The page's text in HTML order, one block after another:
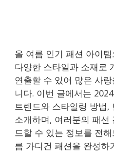
올 여름 인기 패션 아이
다양한 스타일과 소재로
연출할 수 있어 많은 사
니다. 이번 글에서는
트렌드와 스타일링 방법,
소개하며, 여러분의 패션
드할 수 있는 정보를 전
름 가디건 패션을 완성하